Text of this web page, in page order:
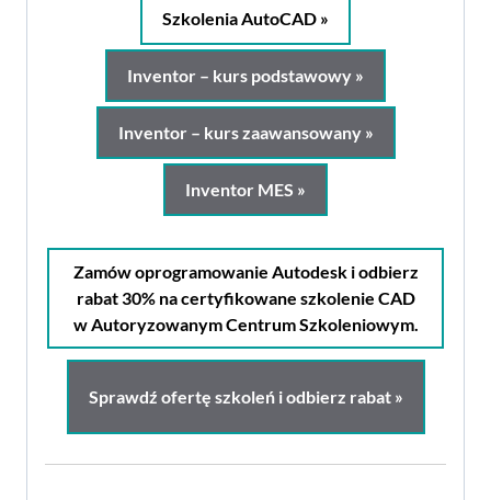
Szkolenia AutoCAD »
Inventor – kurs podstawowy »
Inventor – kurs zaawansowany »
Inventor MES »
Zamów oprogramowanie Autodesk i odbierz
rabat 30% na certyfikowane szkolenie CAD
w Autoryzowanym Centrum Szkoleniowym.
Sprawdź ofertę szkoleń i odbierz rabat »